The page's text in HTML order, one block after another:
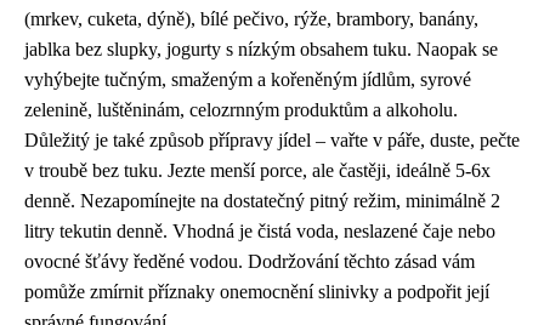
(mrkev, cuketa, dýně), bílé pečivo, rýže, brambory, banány,
jablka bez slupky, jogurty s nízkým obsahem tuku. Naopak se
vyhýbejte tučným, smaženým a kořeněným jídlům, syrové
zelenině, luštěninám, celozrnným produktům a alkoholu.
Důležitý je také způsob přípravy jídel – vařte v páře, duste, pečte
v troubě bez tuku. Jezte menší porce, ale častěji, ideálně 5-6x
denně. Nezapomínejte na dostatečný pitný režim, minimálně 2
litry tekutin denně. Vhodná je čistá voda, neslazené čaje nebo
ovocné šťávy ředěné vodou. Dodržování těchto zásad vám
pomůže zmírnit příznaky onemocnění slinivky a podpořit její